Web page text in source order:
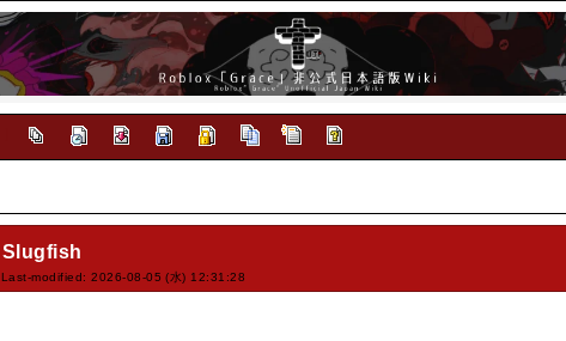
Slugfish
Last-modified: 2026-08-05 (水) 12:31:28